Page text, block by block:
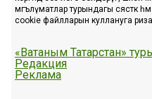
мәгълүматлар турындагы сәясәткә
cookie файлларын куллануга
«Ватаным Татарстан»
Редакция
Реклама